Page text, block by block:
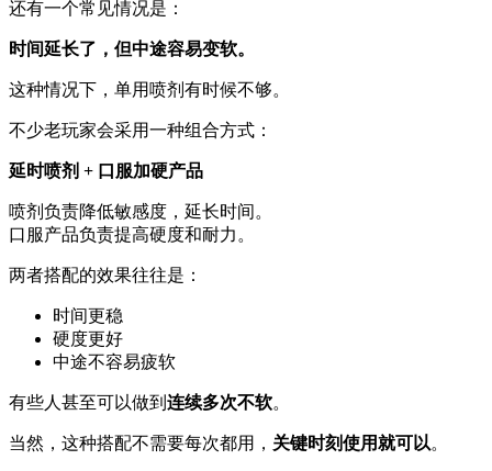
还有一个常见情况是：
时间延长了，但中途容易变软。
这种情况下，单用喷剂有时候不够。
不少老玩家会采用一种组合方式：
延时喷剂 + 口服加硬产品
喷剂负责降低敏感度，延长时间。
口服产品负责提高硬度和耐力。
两者搭配的效果往往是：
时间更稳
硬度更好
中途不容易疲软
有些人甚至可以做到 连续多次不软。
当然，这种搭配不需要每次都用， 关键时刻使用就可以。